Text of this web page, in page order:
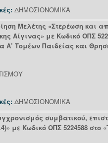
ΔΗΜΟΣΙΟΝΟΜΙΚΑ
Μελέτης «Στερέωση και
Αίγινας» με Κωδικό ΟΠΣ
Τομέων Παιδείας και
ΔΗΜΟΣΙΟΝΟΜΙΚΑ
συμβατικού,
με Κωδικό ΟΠΣ 5224588